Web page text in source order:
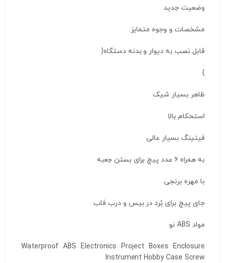
وضعیتجدید
مشخصات و وجوه متمایز:
قابل نصب به دیوار و بدنه دستگاه(
)
ظاهر بسیار شیک
استحکام بالا
فیتینگ بسیار عالی
به همراه 6 عدد پیچ برای بستن جعبه
با مهره برنجی
جای پیچ برای بُرد در بیس و درب فاب
مواد ABS نو
Waterproof ABS Electronics Project Boxes Enclosure
Instrument Hobby Case Screw